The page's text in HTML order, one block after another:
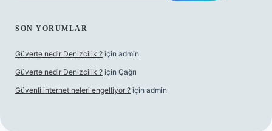
SON YORUMLAR
Güverte nedir Denizcilik ? için admin
Güverte nedir Denizcilik ? için Çağrı
Güvenli internet neleri engelliyor ? için admin